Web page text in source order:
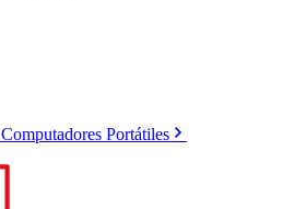
Computadores Portátiles